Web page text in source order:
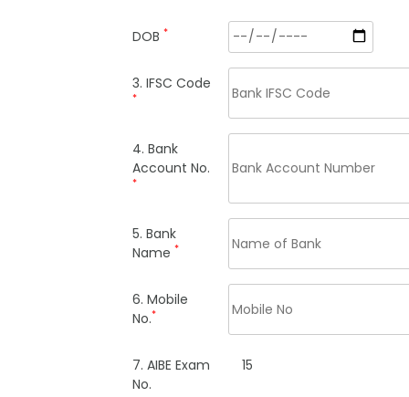
DOB *
3. IFSC Code
*
4. Bank
Account No.
*
5. Bank
Name *
6. Mobile
No.*
7. AIBE Exam
No.
15